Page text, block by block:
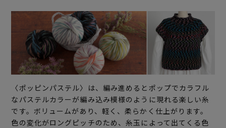
〈ポッピンパステル〉は、編み進めるとポップでカラフル
なパステルカラーが編み込み模様のように現れる楽しい糸
です。ボリュームがあり、軽く、柔らかく仕上がります。
色の変化がロングピッチのため、糸玉によって出てくる色